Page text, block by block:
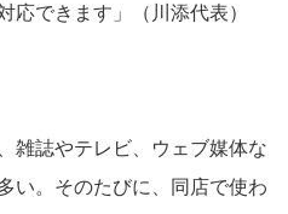
応できます」（川添代表）
雑誌やテレビ、ウェブ媒体な
い。そのたびに、同店で使わ